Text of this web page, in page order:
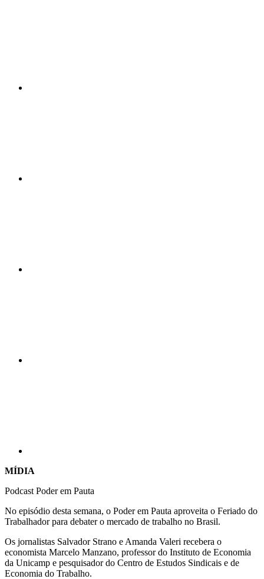
MÍDIA
Podcast Poder em Pauta
No episódio desta semana, o Poder em Pauta aproveita o Feriado do
Trabalhador para debater o mercado de trabalho no Brasil.
Os jornalistas Salvador Strano e Amanda Valeri recebera o
economista Marcelo Manzano, professor do Instituto de Economia
da Unicamp e pesquisador do Centro de Estudos Sindicais e de
Economia do Trabalho.